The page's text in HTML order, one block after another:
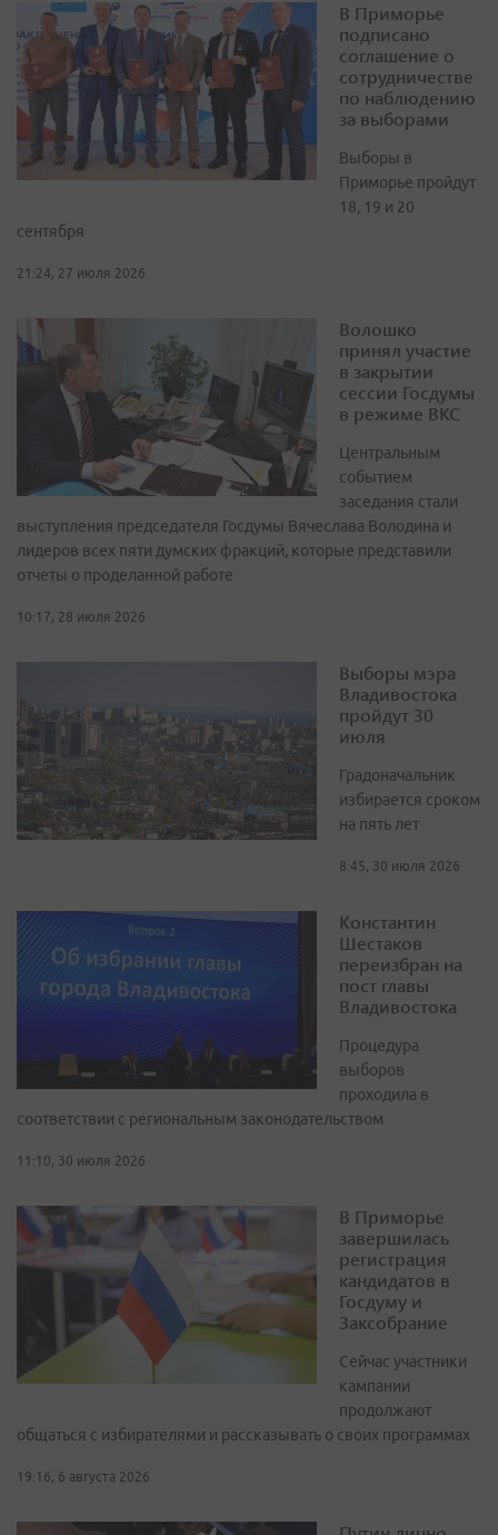
В Приморье
подписано
соглашение о
сотрудничестве
по наблюдению
за выборами
Выборы в
Приморье пройдут
18, 19 и 20
сентября
21:24, 27 июля 2026
Волошко
принял участие
в закрытии
сессии Госдумы
в режиме ВКС
Центральным
событием
заседания стали
выступления председателя Госдумы Вячеслава Володина и
лидеров всех пяти думских фракций, которые представили
отчеты о проделанной работе
10:17, 28 июля 2026
Выборы мэра
Владивостока
пройдут 30
июля
Градоначальник
избирается сроком
на пять лет
8:45, 30 июля 2026
Константин
Шестаков
переизбран на
пост главы
Владивостока
Процедура
выборов
проходила в
соответствии с региональным законодательством
11:10, 30 июля 2026
В Приморье
завершилась
регистрация
кандидатов в
Госдуму и
Заксобрание
Сейчас участники
кампании
продолжают
общаться с избирателями и рассказывать о своих программах
19:16, 6 августа 2026